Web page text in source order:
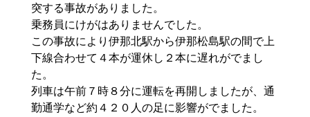
突する事故がありました。
乗務員にけがはありませんでした。
この事故により伊那北駅から伊那松島駅の間で上
下線合わせて４本が運休し２本に遅れがでまし
た。
列車は午前７時８分に運転を再開しましたが、通
勤通学など約４２０人の足に影響がでました。